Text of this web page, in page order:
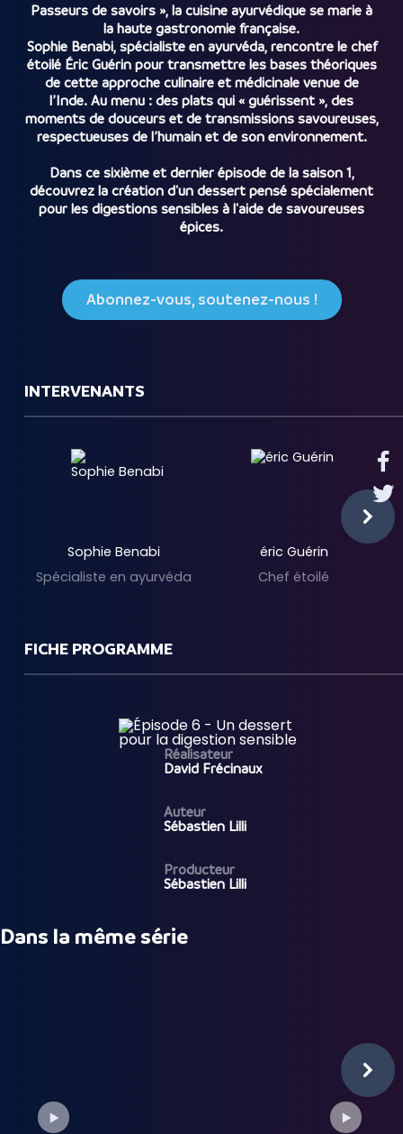
Passeurs de savoirs », la cuisine ayurvédique se marie à
la haute gastronomie française.
Sophie Benabi, spécialiste en ayurvéda, rencontre le chef
étoilé Éric Guérin pour transmettre les bases théoriques
de cette approche culinaire et médicinale venue de
l’Inde. Au menu : des plats qui « guérissent », des
moments de douceurs et de transmissions savoureuses,
respectueuses de l’humain et de son environnement.
Dans ce sixième et dernier épisode de la saison 1,
découvrez la création d'un dessert pensé spécialement
pour les digestions sensibles à l'aide de savoureuses
épices.
Abonnez-vous, soutenez-nous !
INTERVENANTS
Sophie Benabi
Spécialiste en ayurvéda
éric Guérin
Chef étoilé
FICHE PROGRAMME
Réalisateur
David Frécinaux
Auteur
Sébastien Lilli
Producteur
Sébastien Lilli
Dans la même série